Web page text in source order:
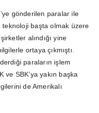
gönderilen paralar ile
teknoloji başta olmak üzere
alındığı yine
ortaya çıkmıştı.
paraların işlem
SBK’ya yakın başka
de Amerikalı